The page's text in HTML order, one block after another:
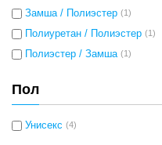
Замша / Полиэстер (1)
Полиуретан / Полиэстер (1)
Полиэстер / Замша (1)
Пол
Унисекс (4)